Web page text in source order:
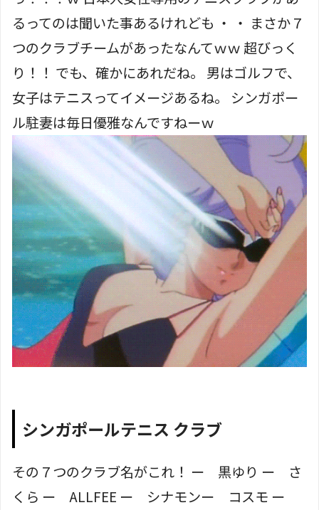
るってのは聞いた事あるけれども ・ ・ まさか７
つのクラブチームがあったなんてｗｗ 超びっく
り！！ でも、確かにあれだね。 男はゴルフで、
女子はテニスってイメージあるね。 シンガポー
ル駐妻は毎日優雅なんですねーｗ
シンガポールテニス クラブ
その７つのクラブ名がこれ！ ー 黒ゆり ー さ
くら ー ALLFEE ー シナモンー コスモ ー